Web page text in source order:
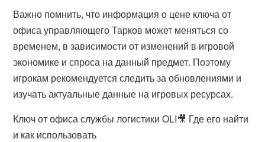
Важно помнить, что информация о цене ключа от
офиса управляющего Тарков может меняться со
временем, в зависимости от изменений в игровой
экономике и спроса на данный предмет. Поэтому
игрокам рекомендуется следить за обновлениями и
изучать актуальные данные на игровых ресурсах.
Ключ от офиса службы логистики OLI🎥 Где его найти
и как использовать